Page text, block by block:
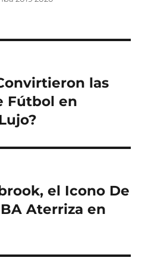
las
Fútbol en
el Icono De
Aterriza en